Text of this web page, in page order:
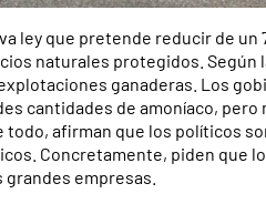
ley que pretende reducir de
naturales protegidos.
ganaderas. Los
cantidades de amoníaco,
todo, afirman que los políticos
Concretamente, piden que
empresas.